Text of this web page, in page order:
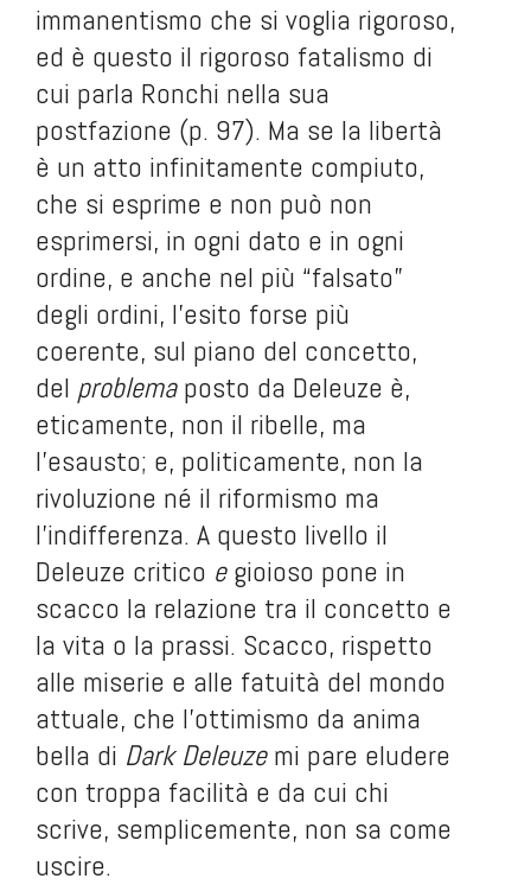
immanentismo che si voglia rigoroso,
ed è questo il rigoroso fatalismo di
cui parla Ronchi nella sua
postfazione (p. 97). Ma se la libertà
è un atto infinitamente compiuto,
che si esprime e non può non
esprimersi, in ogni dato e in ogni
ordine, e anche nel più “falsato”
degli ordini, l’esito forse più
coerente, sul piano del concetto,
del problemaposto da Deleuze è,
eticamente, non il ribelle, ma
l’esausto; e, politicamente, non la
rivoluzione né il riformismo ma
l’indifferenza. A questo livello il
Deleuze critico egioioso pone in
scacco la relazione tra il concetto e
la vita o la prassi. Scacco, rispetto
alle miserie e alle fatuità del mondo
attuale, che l’ottimismo da anima
bella di Dark Deleuzemi pare eludere
con troppa facilità e da cui chi
scrive, semplicemente, non sa come
uscire.